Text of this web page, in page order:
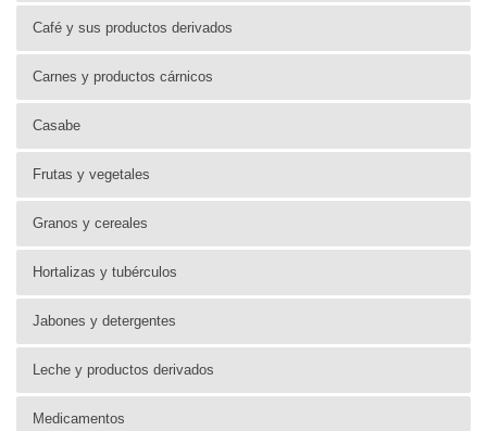
Café y sus productos derivados
Carnes y productos cárnicos
Casabe
Frutas y vegetales
Granos y cereales
Hortalizas y tubérculos
Jabones y detergentes
Leche y productos derivados
Medicamentos